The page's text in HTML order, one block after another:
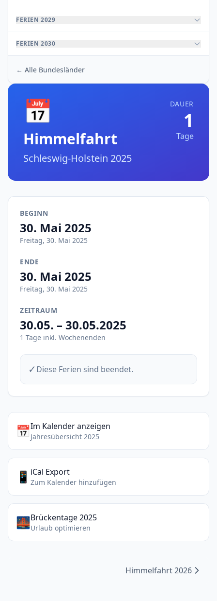
FERIEN 2029
FERIEN 2030
← Alle Bundesländer
📅
Himmelfahrt
Schleswig-Holstein 2025
DAUER
1
Tage
BEGINN
30. Mai 2025
Freitag, 30. Mai 2025
ENDE
30. Mai 2025
Freitag, 30. Mai 2025
ZEITRAUM
30.05. – 30.05.2025
1 Tage inkl. Wochenenden
✓ Diese Ferien sind beendet.
📅Im Kalender anzeigen
Jahresübersicht 2025
📱 iCal Export
Zum Kalender hinzufügen
🌉Brückentage 2025
Urlaub optimieren
Himmelfahrt 2026